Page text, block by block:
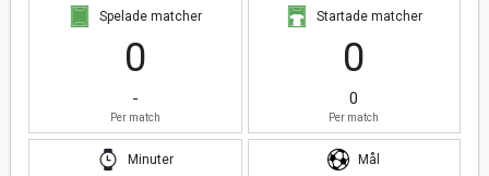
Spelade matcher
0
-
Per match
Startade matcher
0
0
Per match
Minuter Mål